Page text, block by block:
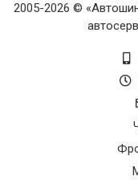
2005-2026 ©